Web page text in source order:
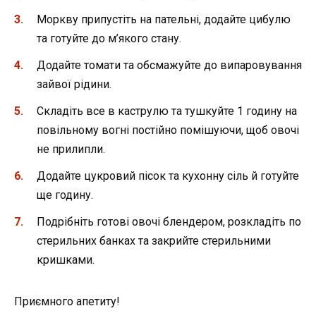
Моркву припустіть на пательні, додайте цибулю
та готуйте до м’якого стану.
Додайте томати та обсмажуйте до випаровування
зайвої рідини.
Складіть все в каструлю та тушкуйте 1 годину на
повільному вогні постійно помішуючи, щоб овочі
не прилипли.
Додайте цукровий пісок та кухонну сіль й готуйте
ще годину.
Подрібніть готові овочі блендером, розкладіть по
стерильних банках та закрийте стерильними
кришками.
Приємного апетиту!